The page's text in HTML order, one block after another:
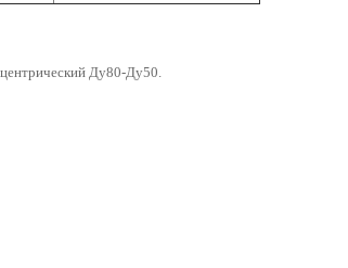
Ду80-Ду50.